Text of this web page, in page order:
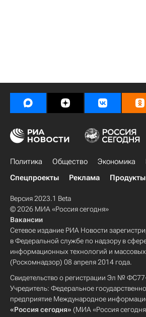
Политика Общество Экономика
Спецпроекты
Реклама
Версия 2023.1 Beta
© 2026 МИА «Россия сегодня»
Вакансии
Сетевое издание РИА Новости
в Федеральной службе по надзору в
информационных технологий и
(Роскомнадзор) 08 апреля 2014 года.
Свидетельство о регистрации Эл №
Учредитель: Федеральное
предприятие Международное
«Россия сегодня» (МИА «Россия